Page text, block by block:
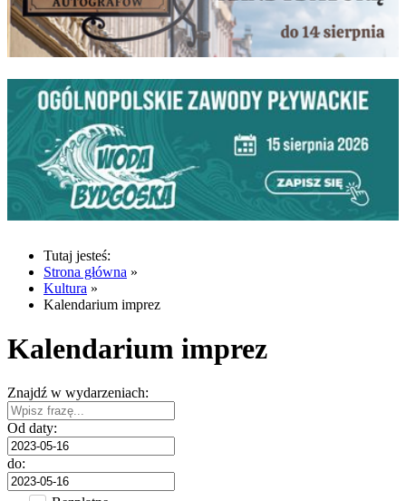
Tutaj jesteś:
Strona główna »
Kultura »
Kalendarium imprez
Kalendarium imprez
Znajdź w wydarzeniach:
Od daty:
do: